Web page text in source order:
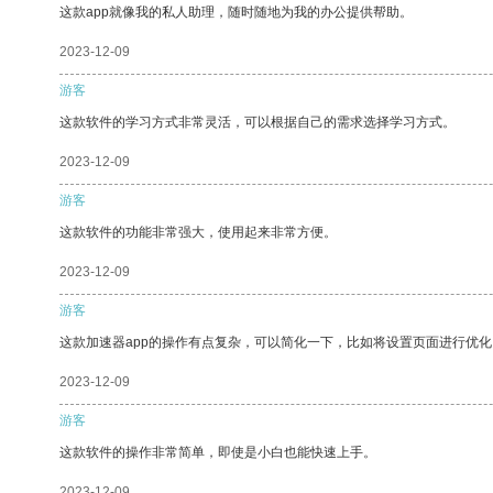
这款app就像我的私人助理，随时随地为我的办公提供帮助。
2023-12-09
游客
这款软件的学习方式非常灵活，可以根据自己的需求选择学习方式。
2023-12-09
游客
这款软件的功能非常强大，使用起来非常方便。
2023-12-09
游客
这款加速器app的操作有点复杂，可以简化一下，比如将设置页面进行优
2023-12-09
游客
这款软件的操作非常简单，即使是小白也能快速上手。